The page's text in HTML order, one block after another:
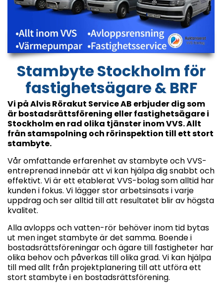
Stambyte Stockholm för
fastighetsägare & BRF
Vi på Alvis Rörakut Service AB erbjuder dig som
är bostadsrättsförening eller fastighetsägare i
Stockholm en rad olika tjänster inom VVS. Allt
från stamspolning och rörinspektion till ett stort
stambyte.
Vår omfattande erfarenhet av stambyte och VVS-
entreprenad innebär att vi kan hjälpa dig snabbt och
effektivt. Vi är ett etablerat VVS-bolag som alltid har
kunden i fokus. Vi lägger stor arbetsinsats i varje
uppdrag och ser alltid till att resultatet blir av högsta
kvalitet.
Alla avlopps och vatten-rör behöver inom tid bytas
ut men inget stambyte är det samma. Boende i
bostadsrättsföreningar och ägare till fastigheter har
olika behov och påverkas till olika grad. Vi kan hjälpa
till med allt från projektplanering till att utföra ett
stort stambyte i en bostadsrättsförening.